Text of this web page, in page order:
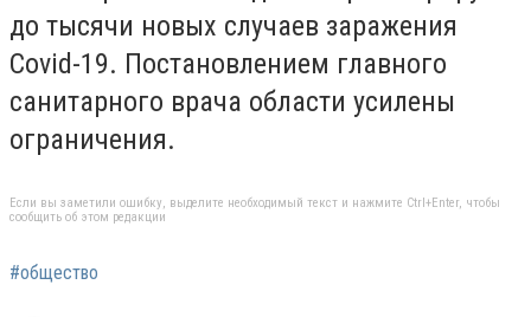
до тысячи новых случаев заражения
Covid-19. Постановлением главного
санитарного врача области усилены
ограничения.
Если вы заметили ошибку, выделите необходимый текст и нажмите Ctrl+Enter, чтобы
сообщить об этом редакции
#общество